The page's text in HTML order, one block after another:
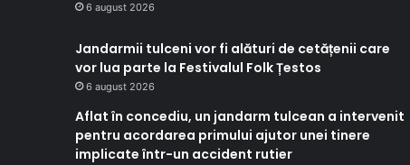
6 august 2026
Jandarmii tulceni vor fi alături de cetățenii care
vor lua parte la Festivalul Folk Țestos
6 august 2026
Aflat în concediu, un jandarm tulcean a intervenit
pentru acordarea primului ajutor unei tinere
implicate într-un accident rutier